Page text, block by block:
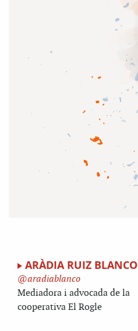
ARÀDIA RUIZ BLANCO
aradiablanco
Mediadora i advocada de la
cooperativa El Rogle